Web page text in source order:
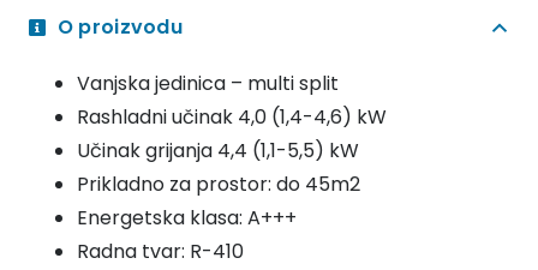
AOYG14KBTA2
R32
količina
O proizvodu
Vanjska jedinica – multi split
Rashladni učinak 4,0 (1,4-4,6) kW
Učinak grijanja 4,4 (1,1-5,5) kW
Prikladno za prostor: do 45m2
Energetska klasa: A+++
Radna tvar: R-410